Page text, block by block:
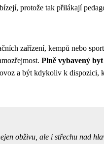
protože tak přilákají
zařízení, kempů nebo
Plně vybavený
a být kdykoliv k dispozici,
obživu, ale i střechu nad